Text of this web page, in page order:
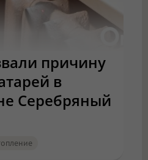
причину
в
Серебряный